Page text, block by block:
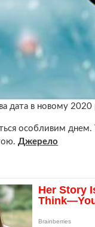
дата в новому 2020
особливим
Джерело